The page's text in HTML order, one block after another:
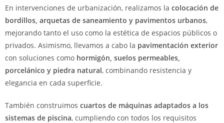
En intervenciones de urbanización, realizamos la colocación de
bordillos, arquetas de saneamiento y pavimentos urbanos,
mejorando tanto el uso como la estética de espacios públicos o
privados. Asimismo, llevamos a cabo la pavimentación exterior
con soluciones como hormigón, suelos permeables,
porcelánico y piedra natural, combinando resistencia y
elegancia en cada superficie.
También construimos cuartos de máquinas adaptados a los
sistemas de piscina, cumpliendo con todos los requisitos